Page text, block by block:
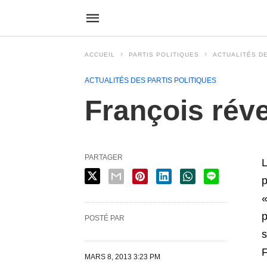
ACCUEIL PARTIS POLITIQUES ACTUALITÉS
ACTUALITÉS DES PARTIS POLITIQUES
François
PARTAGER
POSTÉ PAR
MARS 8, 2013 3:23 PM